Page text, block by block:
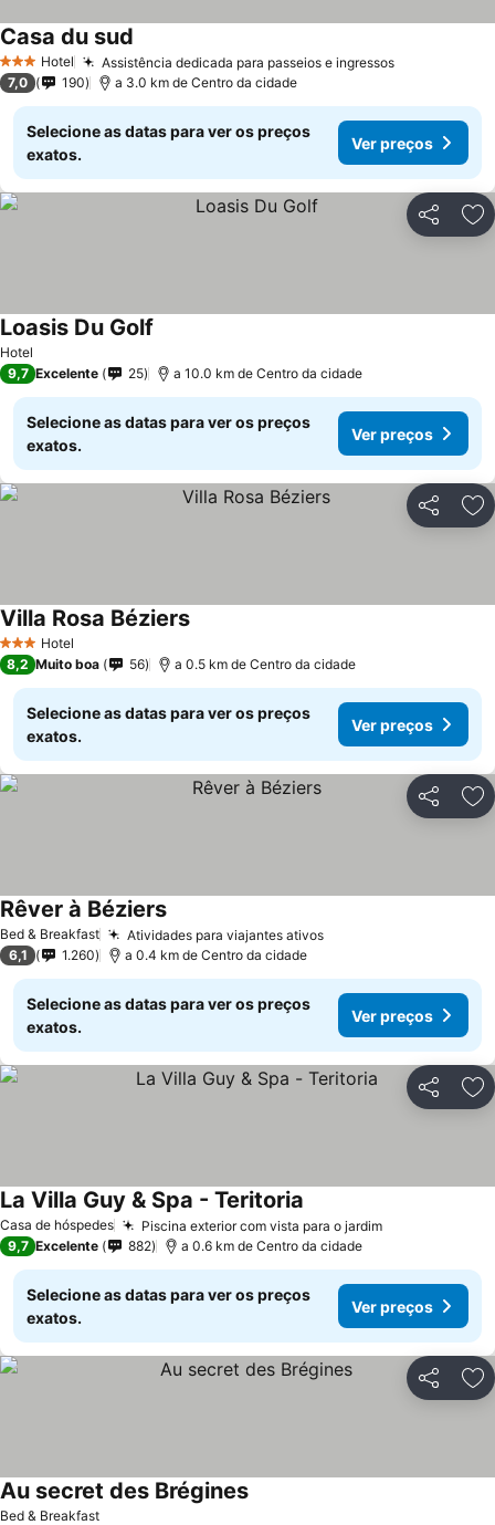
3 EstrelasHotel Assistência dedicada para passeios e ingressosVer preços
Casa du sud
7,0 190 a 3.0 km de Centro da cidade
Selecione as datas para ver os preços
exatos.
Ver preços
Partilhar
Hotel
Loasis Du Golf
9,7 Excelente 25 a 10.0 km de Centro da cidade
Selecione as datas para ver os preços
exatos.
Ver preços
Partilhar
3 EstrelasHotel
Villa Rosa BéziersVer preços
8,2 Muito boa 56 a 0.5 km de Centro da cidade
Selecione as datas para ver os preços
exatos.
Ver preços
Partilhar
Bed & Breakfast Atividades para viajantes ativosVer preços
Rêver à BéziersVer preços
6,1 1.260 a 0.4 km de Centro da cidade
Selecione as datas para ver os preços
exatos.
Ver preços
Partilhar
Casa de hóspedes Piscina exterior com vista para o jardimVer preços
La Villa Guy & Spa - Teritoria
9,7 Excelente 882 a 0.6 km de Centro da cidade
Selecione as datas para ver os preços
exatos.
Ver preços
Partilhar
Bed & Breakfast
Au secret des BréginesVer preços